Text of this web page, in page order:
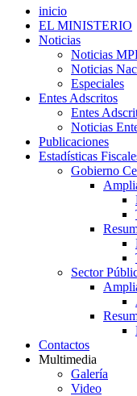
inicio
EL MINISTERIO
Noticias
Noticias
Noticias
Especiales
Entes Adscritos
Entes
Noticias
Publicaciones
Estadísticas
Gobierno
Sector
Contactos
Multimedia
Galería
Video